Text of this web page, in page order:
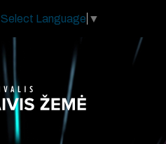
Select Language ▼